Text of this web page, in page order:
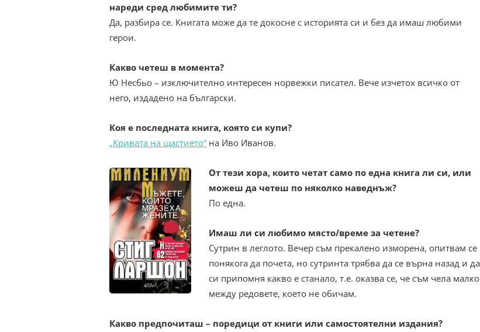
нареди сред любимите ти?
Да, разбира се. Книгата може да те докосне с историята си и без да имаш любими
герои.
Какво четеш в момента?
Ю Несбьо – изключително интересен норвежки писател. Вече изчетох всичко от
него, издадено на български.
Коя е последната книга, която си купи?
„Кривата на щастието“ на Иво Иванов.
От тези хора, които четат само по една книга ли си, или
можеш да четеш по няколко наведнъж?
По една.
Имаш ли си любимо място/време за четене?
Сутрин в леглото. Вечер съм прекалено изморена, опитвам се
понякога да почета, но сутринта трябва да се върна назад и да
си припомня какво е станало, т.е. оказва се, че съм чела малко
между редовете, което не обичам.
Какво предпочиташ – поредици от книги или самостоятелни издания?